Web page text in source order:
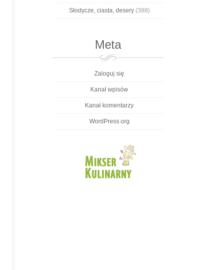
Słodycze, ciasta, desery(388)
Meta
Zaloguj się
Kanał wpisów
Kanał komentarzy
WordPress.org